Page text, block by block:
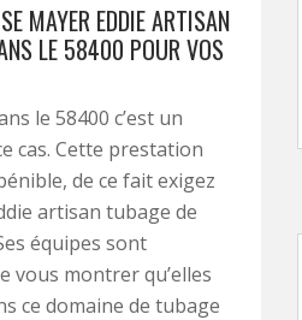
MAYER EDDIE ARTISAN
LE 58400 POUR VOS
le 58400 c’est un
cas. Cette prestation
de ce fait exigez
artisan tubage de
équipes sont
vous montrer qu’elles
ce domaine de tubage